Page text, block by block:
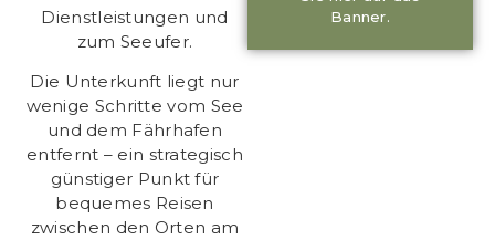
Dienstleistungen und
zum Seeufer.
Die Unterkunft liegt nur
wenige Schritte vom See
und dem Fährhafen
entfernt – ein strategisch
günstiger Punkt für
bequemes Reisen
zwischen den Orten am
Banner.